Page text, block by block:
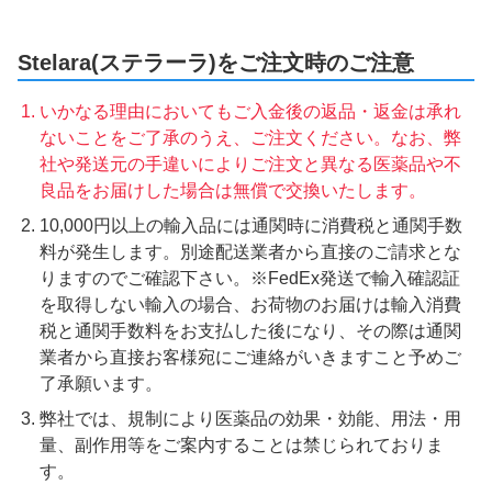
Stelara(ステラーラ)をご注文時のご注意
いかなる理由においてもご入金後の返品・返金は承れ
ないことをご了承のうえ、ご注文ください。なお、弊
社や発送元の手違いによりご注文と異なる医薬品や不
良品をお届けした場合は無償で交換いたします。
10,000円以上の輸入品には通関時に消費税と通関手数
料が発生します。別途配送業者から直接のご請求とな
りますのでご確認下さい。※FedEx発送で輸入確認証
を取得しない輸入の場合、お荷物のお届けは輸入消費
税と通関手数料をお支払した後になり、その際は通関
業者から直接お客様宛にご連絡がいきますこと予めご
了承願います。
弊社では、規制により医薬品の効果・効能、用法・用
量、副作用等をご案内することは禁じられておりま
す。